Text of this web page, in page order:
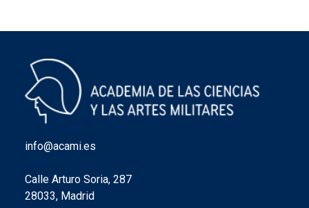
info@acami.es
Calle Arturo Soria, 287
28033, Madrid